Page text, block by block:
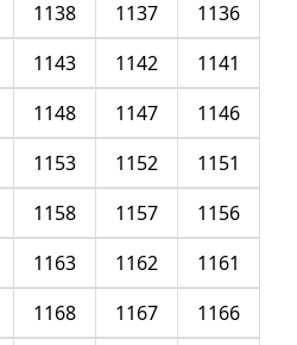
1136
1137
1138
1141
1142
1143
1146
1147
1148
1151
1152
1153
1156
1157
1158
1161
1162
1163
1166
1167
1168